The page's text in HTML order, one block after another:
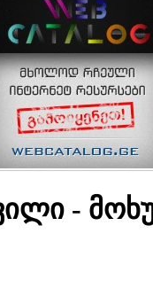
-